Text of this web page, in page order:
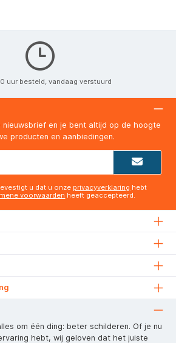
uur besteld, vandaag verstuurd
nieuwsbrief en je bent altijd op de hoogte
producten en aanbiedingen.
u dat u onze privacyverklaring hebt
voorwaarden heeft geaccepteerd.
om één ding: beter schilderen. Of je nu
hebt, wij geloven dat het juiste